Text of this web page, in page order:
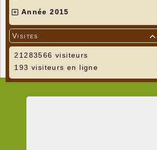
Année 2015

Visites
21283566 visiteurs
193 visiteurs en ligne